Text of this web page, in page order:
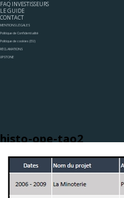
FAQ INVESTISSEURS
LE GUIDE
CONTACT
MENTIONS LÉGALES
Politique de Confidentialité
Politique de cookies (EU)
RÉCLAMATIONS
UPSTONE
histo-ope-tao2